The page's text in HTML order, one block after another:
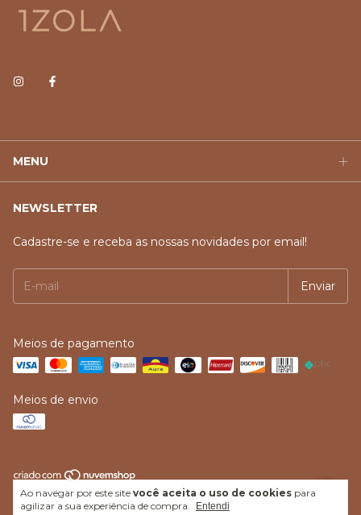
Ao navegar por este site você aceita o uso de cookies para
agilizar a sua experiência de compra.
Entendi
MENU
NEWSLETTER
Cadastre-se e receba as nossas novidades por email!
Meios de pagamento
Meios de envio
Copyright Izola - 14949771000134 - 2026. Todos os direitos reservados.